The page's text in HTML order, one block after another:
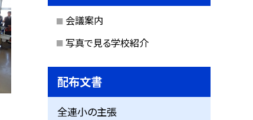
会議案内
写真で見る学校紹介
配布文書
全連小の主張